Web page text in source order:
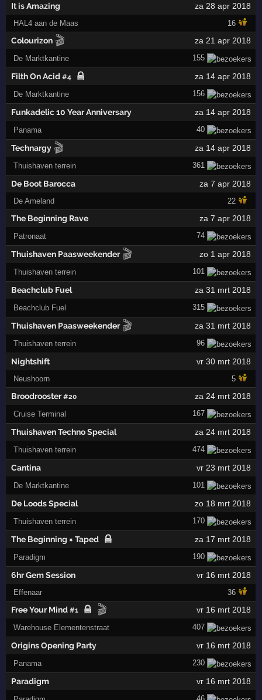
It is Amazing za 28 apr 2018
HAL4 aan de Maas 16
Colourizon 🎬 za 21 apr 2018
De Marktkantine 155
Filth On Acid #4 za 14 apr 2018
De Marktkantine 156
Funkadelic 10 Year Anniversary za 14 apr 2018
Panama 40
Technargy 🎬 za 14 apr 2018
Thuishaven terrein 361
De Boot Barocca za 7 apr 2018
De Ameland 22
The Beginning Rave za 7 apr 2018
Patronaat 74
Thuishaven Paasweekender 🎬 zo 1 apr 2018
Thuishaven terrein 101
Beachclub Fuel za 31 mrt 2018
Beachclub Fuel 315
Thuishaven Paasweekender 🎬 za 31 mrt 2018
Thuishaven terrein 96
Nightshift vr 30 mrt 2018
Neushoorn 5
Broodrooster#20 za 24 mrt 2018
Cruise Terminal 167
Thuishaven Techno Special za 24 mrt 2018
Thuishaven terrein 474
Cantina vr 23 mrt 2018
De Marktkantine 101
De Loods Special zo 18 mrt 2018
Thuishaven terrein 170
The Beginning × Taped za 17 mrt 2018
Paradigm 190
6hr Gem Session vr 16 mrt 2018
Effenaar 36
Free Your Mind #1 🎬 vr 16 mrt 2018
Warehouse Elementenstraat 407
Origins Opening Party vr 16 mrt 2018
Panama 230
Paradigm vr 16 mrt 2018